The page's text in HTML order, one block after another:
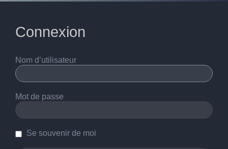
Connexion
Nom d’utilisateur
Mot de passe
Se souvenir de moi